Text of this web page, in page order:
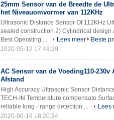
25mm Sensor van de Breedte de
het Niveauomvormer van 112KHz
Ultrasonic Distance Sensor Of 112KHz
sealed construction 2) Cylindrical
Best Operating ...
Lees meer
Beste
2020-05-12 17:49:29
AC Sensor van de Voeding110-230v
Afstand
High Accuracy Ultrasonic Sensor
TECH-IN Temperature compensate
reliable long - range detection ...
Lees
2020-06-16 18:20:24